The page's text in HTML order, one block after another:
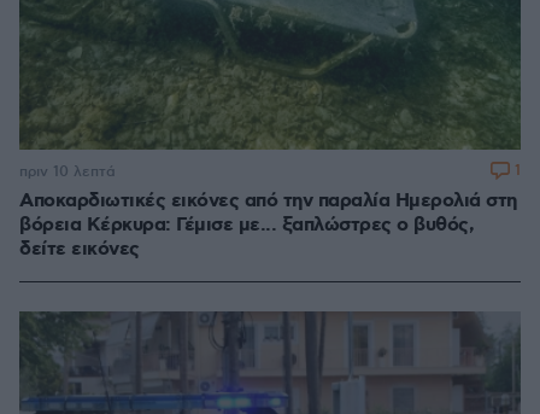
Αποκαρδιωτικές εικόνες από την παραλία Ημερολιά στη
βόρεια Κέρκυρα: Γέμισε με... ξαπλώστρες ο βυθός,
δείτε εικόνες
πριν 10 λεπτά 1